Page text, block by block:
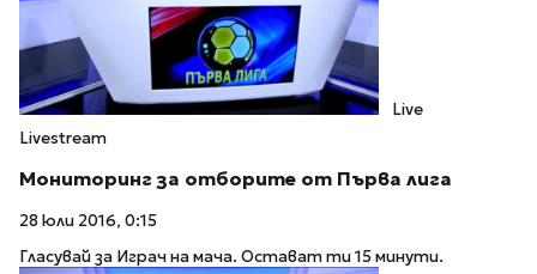
Live
Livestream
Мониторинг за отборите от Първа лига
28 юли 2016, 0:15
Гласувай за Играч на мача. Остават ти 15 минути.